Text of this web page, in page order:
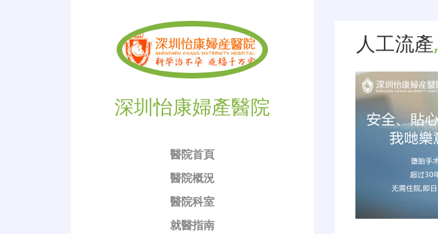
深圳怡康婦產醫院
醫院首頁
醫院概況
醫院科室
就醫指南
人工流產,